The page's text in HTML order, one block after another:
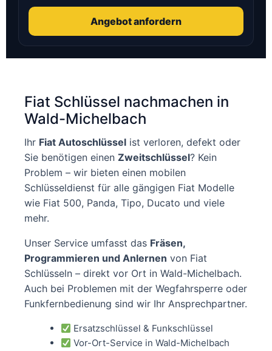
Angebot anfordern
Fiat Schlüssel nachmachen in
Wald-Michelbach
Ihr Fiat Autoschlüssel ist verloren, defekt oder
Sie benötigen einen Zweitschlüssel? Kein
Problem – wir bieten einen mobilen
Schlüsseldienst für alle gängigen Fiat Modelle
wie Fiat 500, Panda, Tipo, Ducato und viele
mehr.
Unser Service umfasst das Fräsen,
Programmieren und Anlernen von Fiat
Schlüsseln – direkt vor Ort in Wald-Michelbach.
Auch bei Problemen mit der Wegfahrsperre oder
Funkfernbedienung sind wir Ihr Ansprechpartner.
Ersatzschlüssel & Funkschlüssel
Vor-Ort-Service in Wald-Michelbach